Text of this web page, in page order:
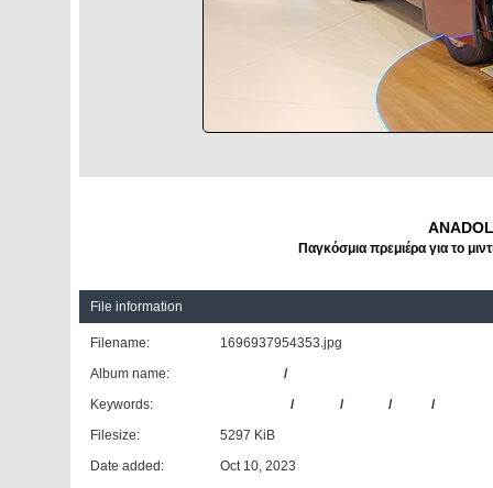
Παγκόσμια πρεμιέρα για το
File information
Filename:
1696937954353.jpg
Album name:
/
Keywords:
/ / / /
Filesize:
5297 KiB
Date added:
Oct 10, 2023